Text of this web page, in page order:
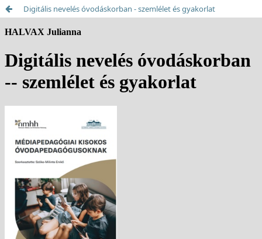
Digitális nevelés óvodáskorban - szemlélet és gyakorlat